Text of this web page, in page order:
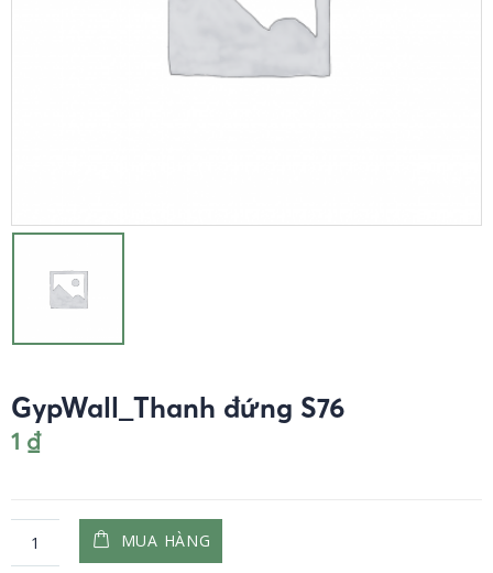
GypWall_Thanh đứng S76
1 ₫
MUA HÀNG